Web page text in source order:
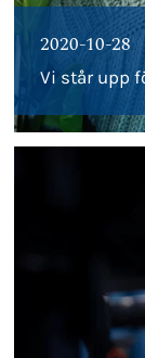
2020-10-28
Vi står upp